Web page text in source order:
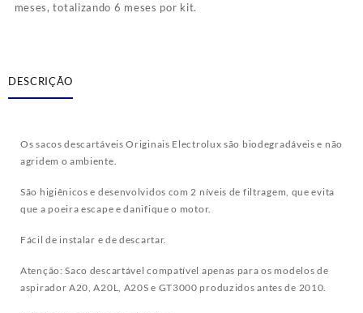
meses, totalizando 6 meses por kit.
DESCRIÇÃO
Os sacos descartáveis Originais Electrolux são biodegradáveis e não
agridem o ambiente.
São higiênicos e desenvolvidos com 2 níveis de filtragem, que evita
que a poeira escape e danifique o motor.
Fácil de instalar e de descartar.
Atenção: Saco descartável compatível apenas para os modelos de
aspirador A20, A20L, A20S e GT3000 produzidos antes de 2010.